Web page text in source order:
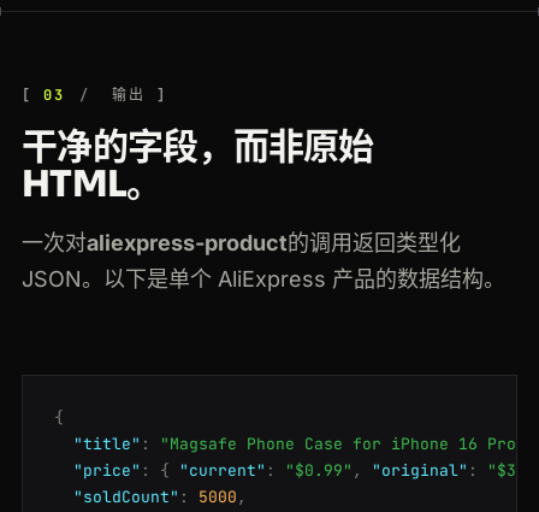
03 输出
干净的字段，而非原始
HTML。
一次对aliexpress-product的调用返回类型化
JSON。以下是单个 AliExpress 产品的数据结构。
{
"title" :
"Magsafe Phone Case for iPhone 16 Pro
"price" : { "current" : "$0.99" , "original" :
"soldCount" : 5000 ,